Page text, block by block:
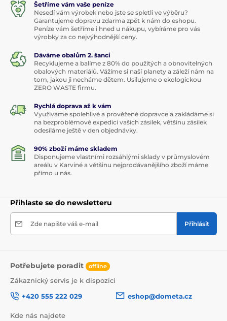
Šetříme vám vaše peníze
Nesedí vám výrobek nebo jste se spletli ve výběru?
Garantujeme dopravu zdarma zpět k nám do eshopu.
Peníze vám šetříme i hned u nákupu, vybíráme pro vás
výrobky za co nejvýhodnější ceny.
Dáváme obalům 2. šanci
Recyklujeme a balíme z 80% do použitých a obnovitelných
obalových materiálů. Vážíme si naší planety a záleží nám na
tom, jakou ji necháme dětem. Usilujeme o ekologickou
ZERO WASTE firmu.
Rychlá doprava až k vám
Využíváme spolehlivé a prověžené dopravce a zakládáme si
na bezproblémové expedici vašich zásilek, většinu zásilek
odesíláme ještě v den objednávky.
90% zboží máme skladem
Disponujeme vlastními rozsáhlými sklady v průmyslovém
areálu v Karviné a většinu nejprodávanějšího zboží máme
přímo u nás.
Přihlaste se do newsletteru
Zde napište váš e-mail Přihlásit
Potřebujete poradit offline
Zákaznický servis je k dispozici
+420 555 222 029
eshop@dometa.cz
Kde nás najdete